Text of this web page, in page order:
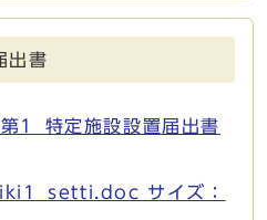
出書
1_特定施設設置届出書
サイズ：